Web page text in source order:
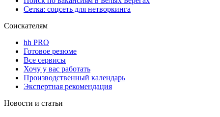
Сетка: соцсеть для нетворкинга
Соискателям
hh PRO
Готовое резюме
Все сервисы
Хочу у вас работать
Производственный календарь
Экспертная рекомендация
Новости и статьи